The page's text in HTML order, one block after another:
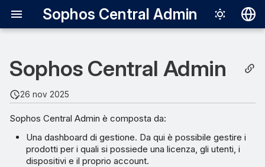
Sophos Central Admin
English
Français
日本語
Sophos Central Admin
26 nov 2025
Sophos Central Admin è composta da:
Una dashboard di gestione. Da qui è possibile gestire i
prodotti per i quali si possiede una licenza, gli utenti, i
dispositivi e il proprio account.